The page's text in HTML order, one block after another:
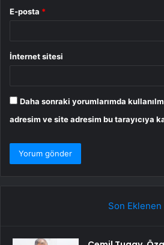
E-posta *
İnternet sitesi
Daha sonraki yorumlarımda
adresim ve site adresim bu tarayıcıya
Son Eklenen